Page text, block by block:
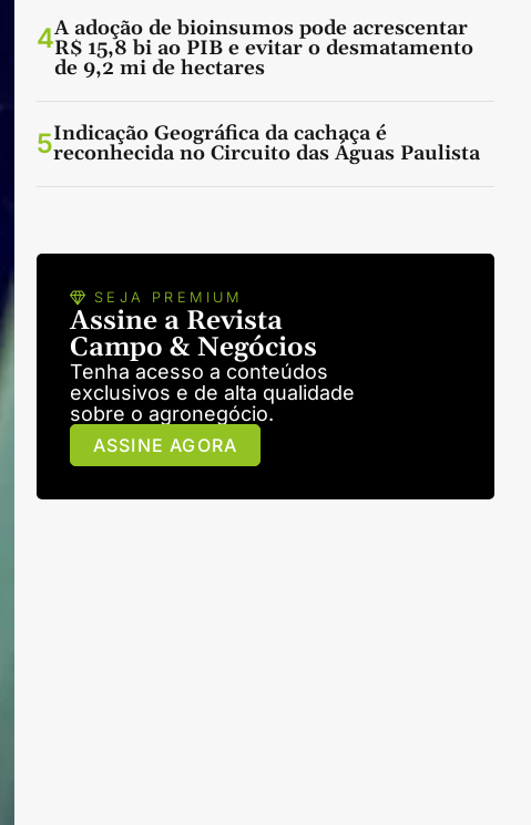
4A adoção de bioinsumos pode acrescentar
R$ 15,8 bi ao PIB e evitar o desmatamento
de 9,2 mi de hectares
5Indicação Geográfica da cachaça é
reconhecida no Circuito das Águas Paulista
SEJA PREMIUM
Assine a Revista
Campo & Negócios
Tenha acesso a conteúdos
exclusivos e de alta qualidade
sobre o agronegócio.
ASSINE AGORA